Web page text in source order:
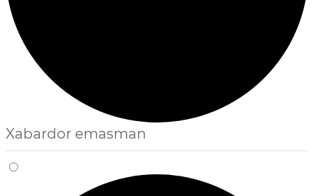
Xabardor emasman